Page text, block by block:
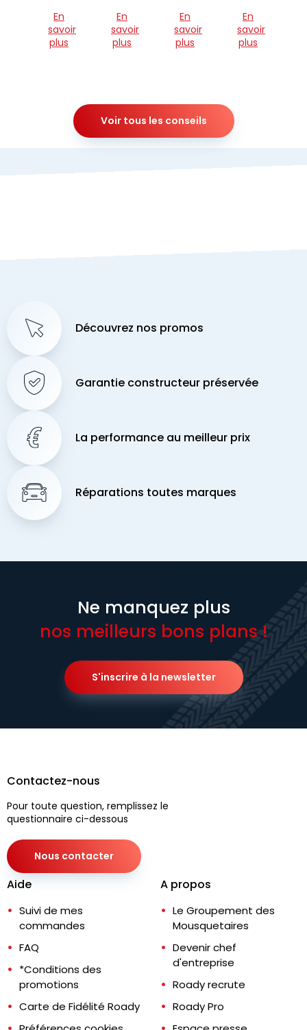
En
savoir
plus
En
savoir
plus
En
savoir
plus
En
savoir
plus
Voir tous les conseils
Découvrez nos promos
Garantie constructeur préservée
La performance au meilleur prix
Réparations toutes marques
Ne manquez plus
nos meilleurs bons plans !
S'inscrire à la newsletter
Contactez-nous
Pour toute question, remplissez le
questionnaire ci-dessous
Nous contacter
Aide
Suivi de mes
commandes
FAQ
*Conditions des
promotions
Carte de Fidélité Roady
A propos
Le Groupement des
Mousquetaires
Devenir chef
d'entreprise
Roady recrute
Roady Pro